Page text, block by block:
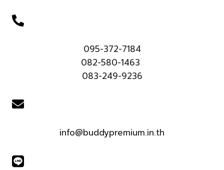
095-372-7184
082-580-1463
083-249-9236
info@buddypremium.in.th